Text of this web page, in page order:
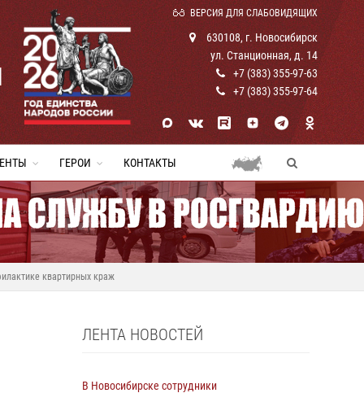
ВЕРСИЯ ДЛЯ СЛАБОВИДЯЩИХ
630108, г. Новосибирск
ул. Станционная, д. 14
+7 (383) 355-97-63
+7 (383) 355-97-64
ГЕРОИ КОНТАКТЫ
квартирных краж
ЛЕНТА НОВОСТЕЙ
В Новосибирске сотрудники